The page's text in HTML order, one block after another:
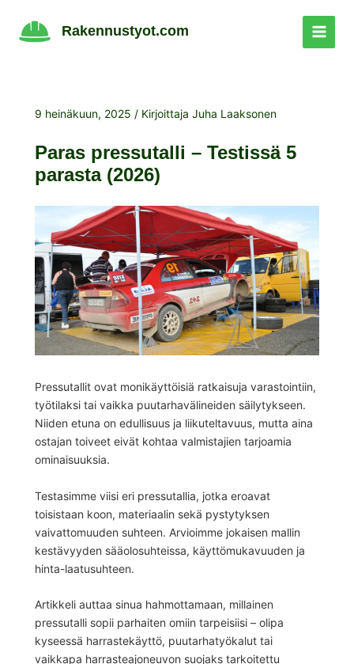
sisältöön
Rakennustyot.com
9 heinäkuun, 2025 / Kirjoittaja Juha Laaksonen
Paras pressutalli – Testissä 5
parasta (2026)
Pressutallit ovat monikäyttöisiä ratkaisuja varastointiin,
työtilaksi tai vaikka puutarhavälineiden säilytykseen.
Niiden etuna on edullisuus ja liikuteltavuus, mutta aina
ostajan toiveet eivät kohtaa valmistajien tarjoamia
ominaisuuksia.
Testasimme viisi eri pressutallia, jotka eroavat
toisistaan koon, materiaalin sekä pystytyksen
vaivattomuuden suhteen. Arvioimme jokaisen mallin
kestävyyden sääolosuhteissa, käyttömukavuuden ja
hinta-laatusuhteen.
Artikkeli auttaa sinua hahmottamaan, millainen
pressutalli sopii parhaiten omiin tarpeisiisi – olipa
kyseessä harrastekäyttö, puutarhatyökalut tai
vaikkapa harrasteajoneuvon suojaks tarkoitettu